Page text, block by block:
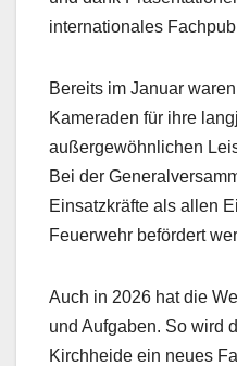
internationales
Bereits im Januar
Kameraden für ihre
außergewöhnlichen
Bei der
Einsatzkräfte als allen
Feuerwehr befördert
Auch in 2026 hat die
und Aufgaben. So wird
Kirchheide ein neues